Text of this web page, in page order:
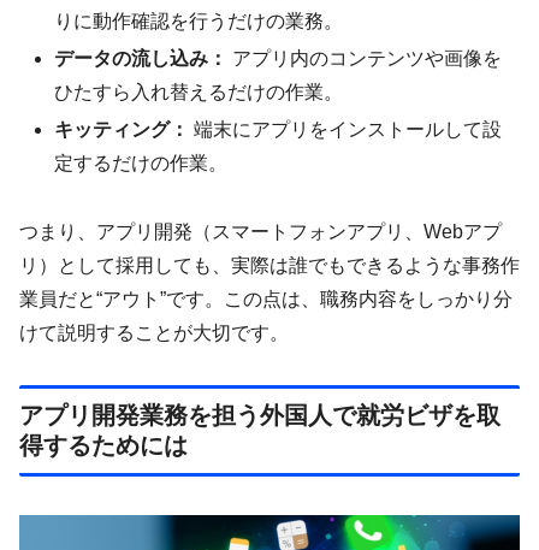
りに動作確認を行うだけの業務。
データの流し込み：
アプリ内のコンテンツや画像を
ひたすら入れ替えるだけの作業。
キッティング： 端末にアプリをインストールして設
定するだけの作業。
つまり、アプリ開発（スマートフォンアプリ、Webアプ
リ）として採用しても、実際は誰でもできるような事務作
業員だと“アウト”です。この点は、職務内容をしっかり分
けて説明することが大切です。
アプリ開発業務を担う外国人で就労ビザを取
得するためには